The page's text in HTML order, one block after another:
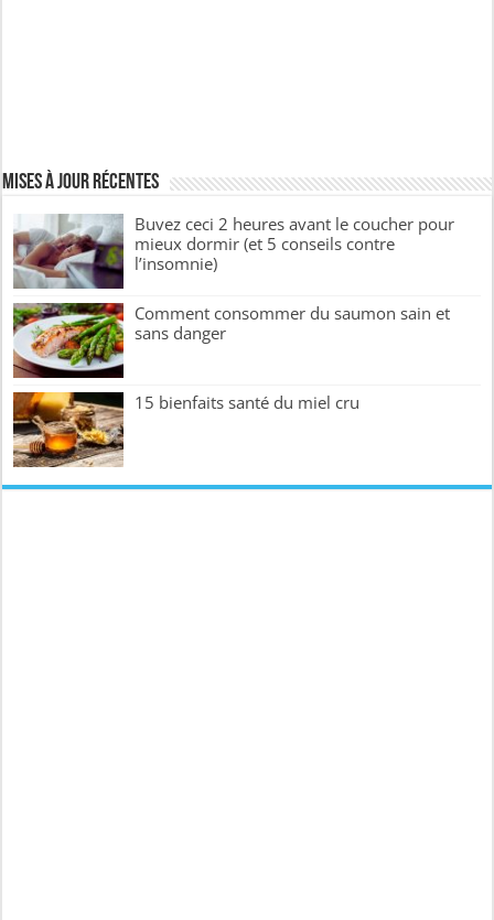
Mises à jour récentes
Buvez ceci 2 heures avant le coucher pour
mieux dormir (et 5 conseils contre
l’insomnie)
Comment consommer du saumon sain et
sans danger
15 bienfaits santé du miel cru